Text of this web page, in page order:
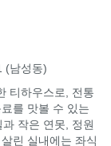
(남성동)
티하우스로, 전통
를 맛볼 수 있는
작은 연못, 정원
린 실내에는 좌식